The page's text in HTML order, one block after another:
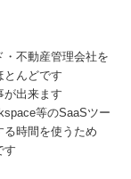
・不動産管理会社を
とんどです
が出来ます
等のSaaSツー
時間を使うため
す